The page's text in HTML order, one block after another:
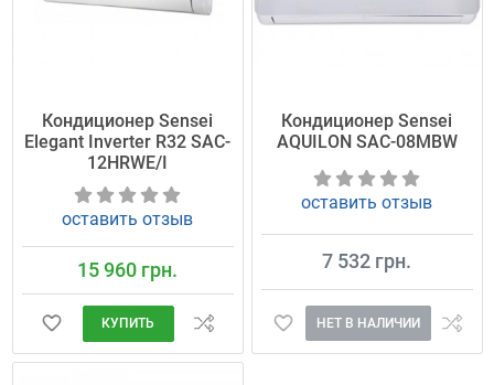
Кондиционер Sensei
Elegant Inverter R32 SAC-
12HRWE/I
оставить отзыв
15 960 грн.
КУПИТЬ
Кондиционер Sensei
AQUILON SAC-08MBW
оставить отзыв
7 532 грн.
НЕТ В НАЛИЧИИ